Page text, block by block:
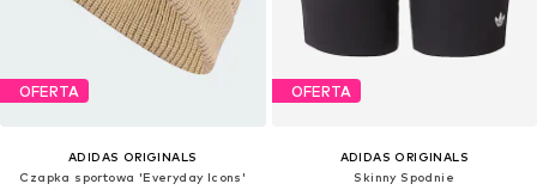
OFERTA
ADIDAS ORIGINALS
Czapka sportowa 'Everyday Icons'
OFERTA
ADIDAS ORIGINALS
Skinny Spodnie